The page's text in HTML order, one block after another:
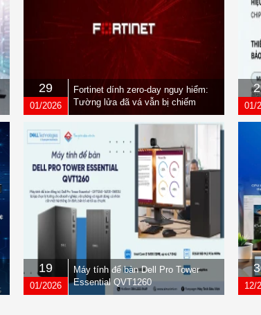
29
01/2026
Fortinet dính zero-day nguy hiểm:
Tường lửa đã vá vẫn bị chiếm
quyền
01/
19
01/2026
Máy tính để bàn Dell Pro Tower
Essential QVT1260
12/